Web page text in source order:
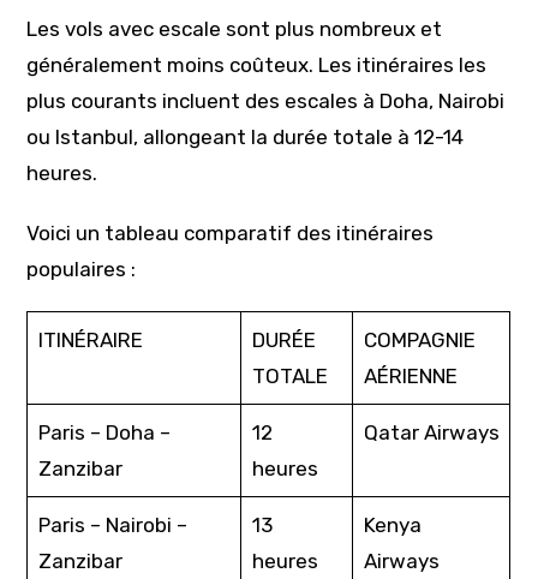
Les vols avec escale sont plus nombreux et
généralement moins coûteux. Les itinéraires les
plus courants incluent des escales à Doha, Nairobi
ou Istanbul, allongeant la durée totale à 12-14
heures.
Voici un tableau comparatif des itinéraires
populaires :
ITINÉRAIRE
DURÉE
TOTALE
COMPAGNIE
AÉRIENNE
Paris – Doha –
Zanzibar
12
heures
Qatar Airways
Paris – Nairobi –
Zanzibar
13
heures
Kenya
Airways